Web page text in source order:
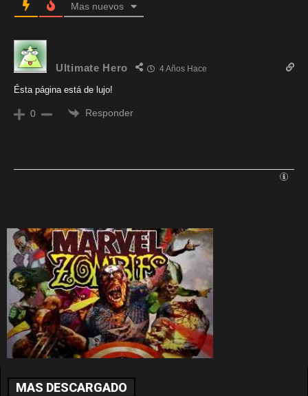
Mas nuevos
Ultimate Hero 4 Años Hace
Ésta página está de lujo!
0 Responder
MAS DESCARGADO